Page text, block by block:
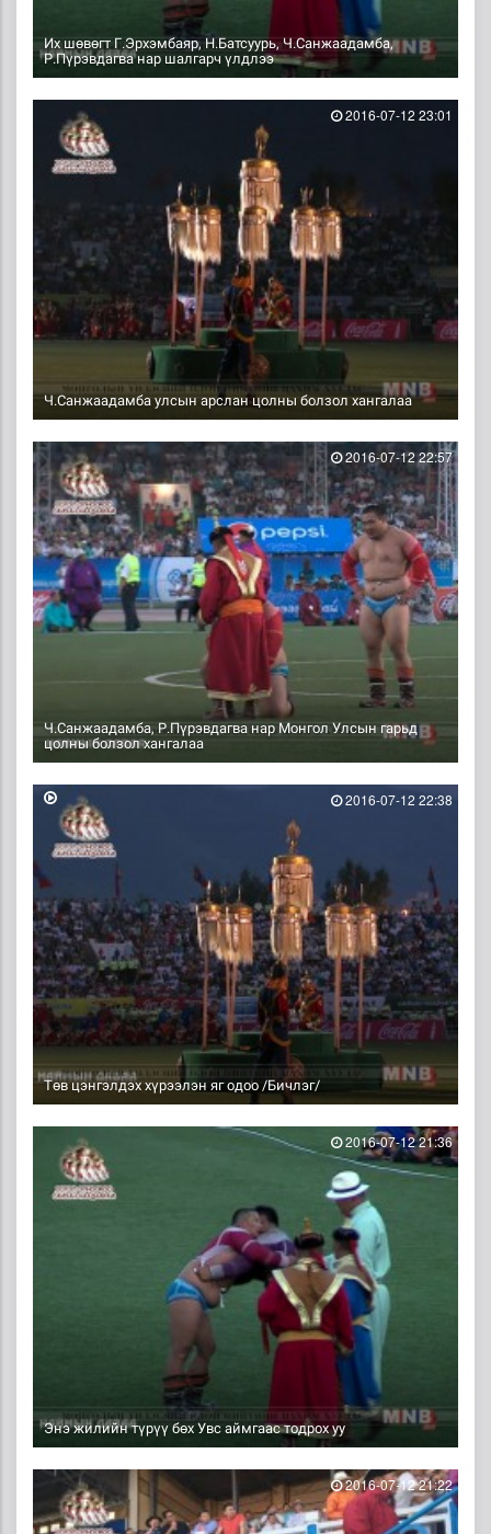
Их шөвөгт Г.Эрхэмбаяр, Н.Батсуурь, Ч.Санжаадамба,
Р.Пүрэвдагва нар шалгарч үлдлээ
Ч.Санжаадамба улсын арслан цолны болзол хангалаа
2016-07-12 23:01
Ч.Санжаадамба, Р.Пүрэвдагва нар Монгол Улсын гарьд
цолны болзол хангалаа
2016-07-12 22:57
Төв цэнгэлдэх хүрээлэн яг одоо /Бичлэг/
2016-07-12 22:38
Энэ жилийн түрүү бөх Увс аймгаас тодрох уу
2016-07-12 21:36
2016-07-12 21:22